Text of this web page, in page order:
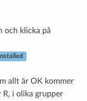
och klicka på
Installed
allt är OK kommer
i olika grupper